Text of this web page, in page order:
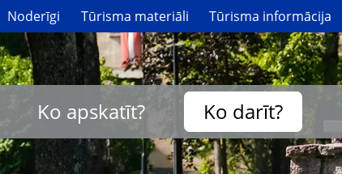
Noderīgi Tūrisma materiāli Tūrisma informācija
Ko apskatīt? Ko darīt?